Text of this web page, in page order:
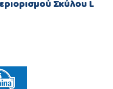
Σκύλου L